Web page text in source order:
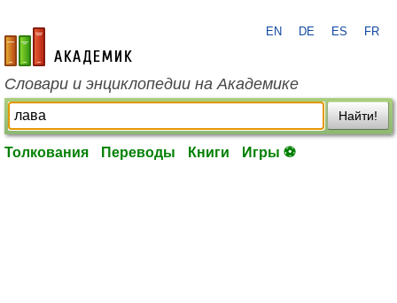
academic.ru
EN DE ES FR
Словари и энциклопедии на Академике
Найти!
Толкования Переводы Книги Игры ⚽